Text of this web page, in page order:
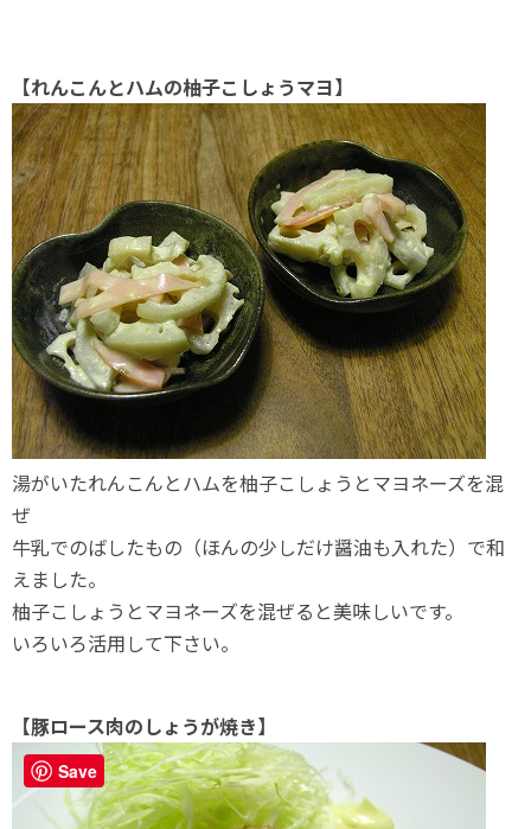
【れんこんとハムの柚子こしょうマヨ】
湯がいたれんこんとハムを柚子こしょうとマヨネーズを混
ぜ
牛乳でのばしたもの（ほんの少しだけ醤油も入れた）で和
えました。
柚子こしょうとマヨネーズを混ぜると美味しいです。
いろいろ活用して下さい。
【豚ロース肉のしょうが焼き】
Save